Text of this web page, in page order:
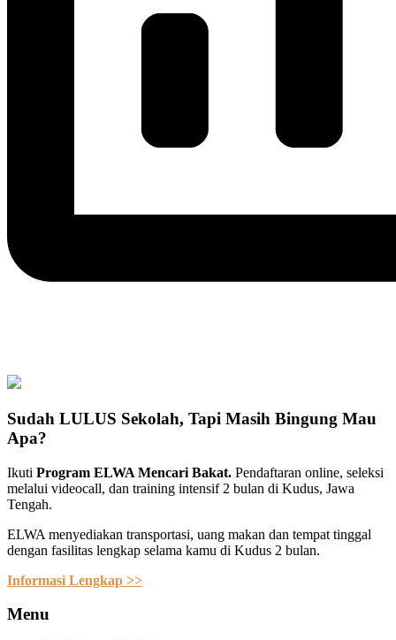
Sudah LULUS Sekolah, Tapi Masih Bingung Mau
Apa?
Ikuti Program ELWA Mencari Bakat. Pendaftaran online, seleksi
melalui videocall, dan training intensif 2 bulan di Kudus, Jawa
Tengah.
ELWA menyediakan transportasi, uang makan dan tempat tinggal
dengan fasilitas lengkap selama kamu di Kudus 2 bulan.
Informasi Lengkap >>
Menu